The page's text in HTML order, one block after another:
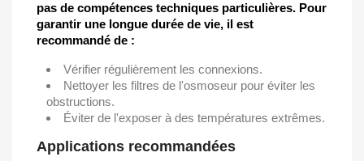
pas de compétences techniques particulières. Pour
garantir une longue durée de vie, il est
recommandé de :
Vérifier régulièrement les connexions.
Nettoyer les filtres de l'osmoseur pour éviter les
obstructions.
Éviter de l'exposer à des températures extrêmes.
Applications recommandées